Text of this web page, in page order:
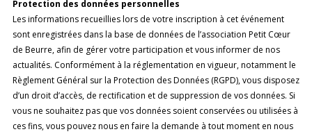
Protection des données personnelles
Les informations recueillies lors de votre inscription à cet événement
sont enregistrées dans la base de données de l’association Petit Cœur
de Beurre, afin de gérer votre participation et vous informer de nos
actualités. Conformément à la réglementation en vigueur, notamment le
Règlement Général sur la Protection des Données (RGPD), vous disposez
d’un droit d’accès, de rectification et de suppression de vos données. Si
vous ne souhaitez pas que vos données soient conservées ou utilisées à
ces fins, vous pouvez nous en faire la demande à tout moment en nous